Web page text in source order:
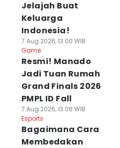
Jelajah Buat
Keluarga
Indonesia!
7 Aug 2026, 13:00 WIB
Game
Resmi! Manado
Jadi Tuan Rumah
Grand Finals 2026
PMPL ID Fall
7 Aug 2026, 13:06 WIB
Esports
Bagaimana Cara
Membedakan